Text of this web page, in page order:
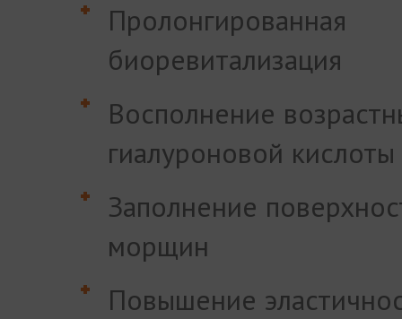
Пролонгированная
биоревитализация
Восполнение
гиалуроновой кислоты
Заполнение
морщин
Повышение